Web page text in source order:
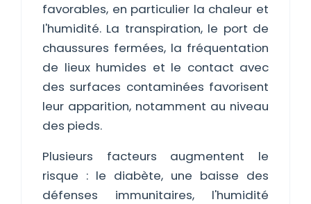
favorables, en particulier la chaleur et
l'humidité. La transpiration, le port de
chaussures fermées, la fréquentation
de lieux humides et le contact avec
des surfaces contaminées favorisent
leur apparition, notamment au niveau
des pieds.
Plusieurs facteurs augmentent le
risque : le diabète, une baisse des
défenses immunitaires, l'humidité